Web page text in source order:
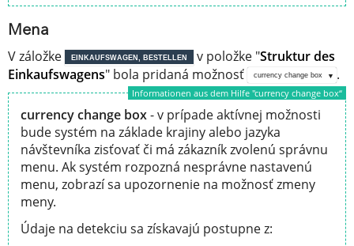
Mena
V záložke EINKAUFSWAGEN, BESTELLEN v položke "Struktur des
Einkaufswagens" bola pridaná možnosť currency change box .
Informationen aus dem Hilfe "currency change box“
currency change box- v prípade aktívnej možnosti
bude systém na základe krajiny alebo jazyka
návštevníka zisťovať či má zákazník zvolenú správnu
menu. Ak systém rozpozná nesprávne nastavenú
menu, zobrazí sa upozornenie na možnosť zmeny
meny.
Údaje na detekciu sa získavajú postupne z: